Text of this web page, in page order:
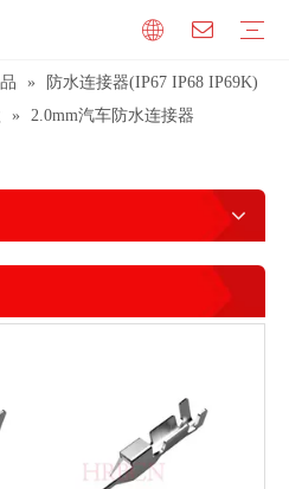
»
防水连接器(IP67 IP68 IP69K)
»
2.0mm汽车防水连接器